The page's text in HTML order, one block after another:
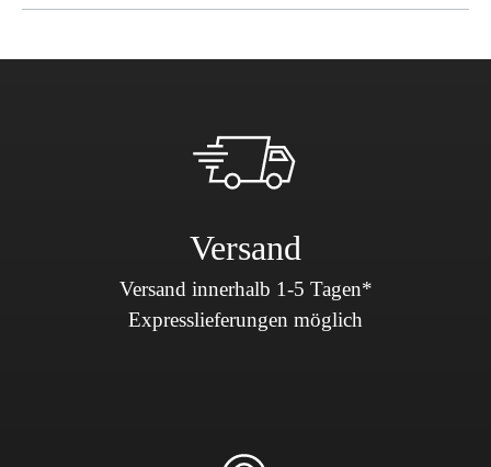
Versand
Versand innerhalb 1-5 Tagen*
Expresslieferungen möglich